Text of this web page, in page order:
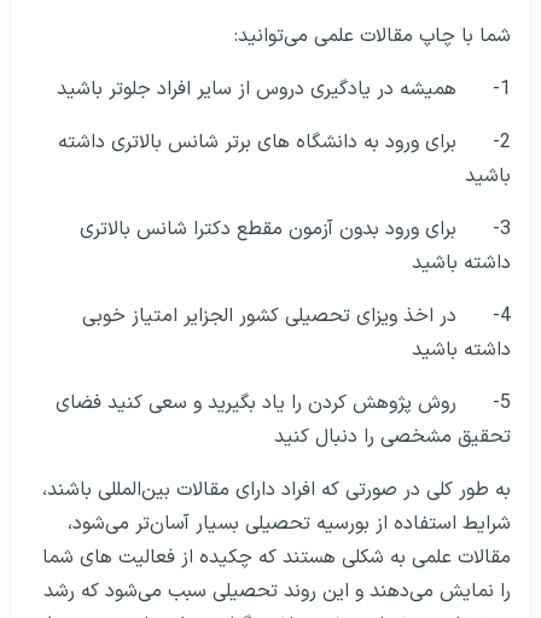
شما با چاپ مقالات علمی می‌توانید:
1- همیشه در یادگیری دروس از سایر افراد جلوتر باشید
باشید
داشته باشید
4- در اخذ ویزای تحصیلی کشور الجزایر امتیاز خوبی
داشته باشید